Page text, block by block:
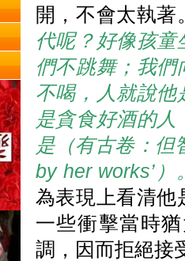
開，不會太執
代呢？好像孩
們不跳舞；我
不喝，人就說他
是貪食好酒的
是（有古卷：但
by her works’）
為表現上看清他
一些衝擊當時
調，因而拒絕接